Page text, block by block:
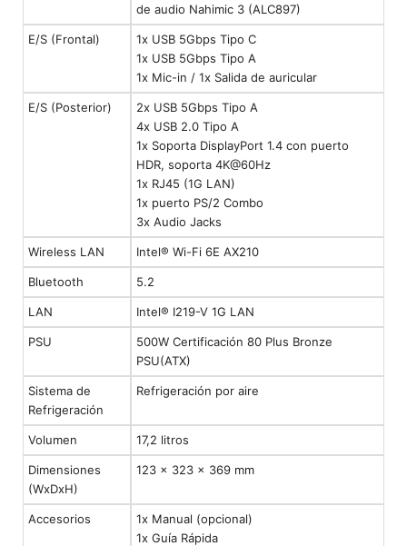
de audio Nahimic 3 (ALC897)
E/S (Frontal)
1x USB 5Gbps Tipo C
1x USB 5Gbps Tipo A
1x Mic-in / 1x Salida de auricular
E/S (Posterior)
2x USB 5Gbps Tipo A
4x USB 2.0 Tipo A
1x Soporta DisplayPort 1.4 con puerto
HDR, soporta 4K@60Hz
1x RJ45 (1G LAN)
1x puerto PS/2 Combo
3x Audio Jacks
Wireless LAN Intel® Wi-Fi 6E AX210
Bluetooth 5.2
LAN Intel® I219-V 1G LAN
PSU
500W Certificación 80 Plus Bronze
PSU(ATX)
Sistema de
Refrigeración
Refrigeración por aire
Volumen 17,2 litros
Dimensiones
(WxDxH)
123 x 323 x 369 mm
Accesorios
1x Manual (opcional)
1x Guía Rápida